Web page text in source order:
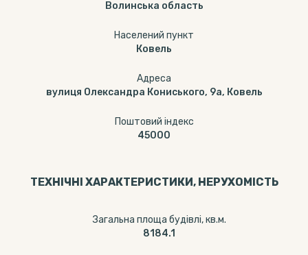
Волинська область
Населений пункт
Ковель
Адреса
вулиця Олександра Кониського, 9а, Ковель
Поштовий індекс
45000
ТЕХНІЧНІ ХАРАКТЕРИСТИКИ, НЕРУХОМІСТЬ
Загальна площа будівлі, кв.м.
8184.1